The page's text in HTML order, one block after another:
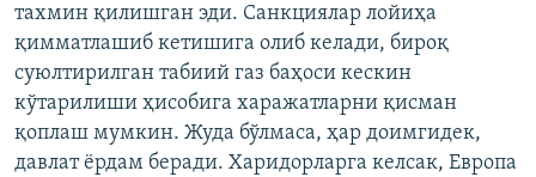
тахмин қилишган эди. Санкциялар лойиҳа
қимматлашиб кетишига олиб келади, бироқ
суюлтирилган табиий газ баҳоси кескин
кўтарилиши ҳисобига харажатларни қисман
қоплаш мумкин. Жуда бўлмаса, ҳар доимгидек,
давлат ёрдам беради. Харидорларга келсак, Европа